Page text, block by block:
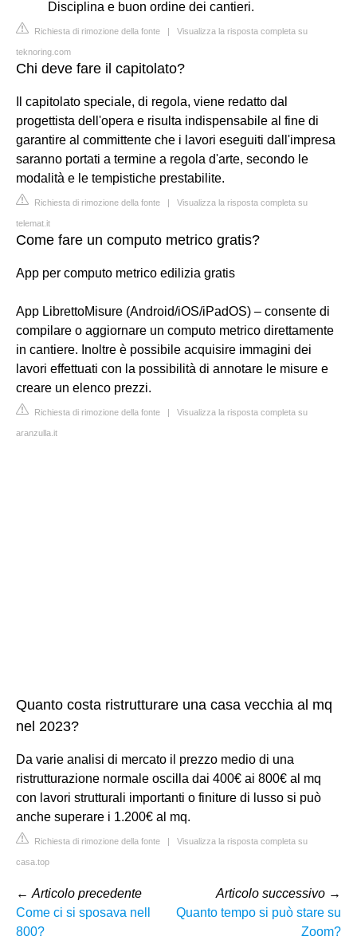
Disciplina e buon ordine dei cantieri.
Richiesta di rimozione della fonte | Visualizza la risposta completa su
teknoring.com
Chi deve fare il capitolato?
Il capitolato speciale, di regola, viene redatto dal
progettista dell'opera e risulta indispensabile al fine di
garantire al committente che i lavori eseguiti dall'impresa
saranno portati a termine a regola d'arte, secondo le
modalità e le tempistiche prestabilite.
Richiesta di rimozione della fonte | Visualizza la risposta completa su
telemat.it
Come fare un computo metrico gratis?
App per computo metrico edilizia gratis
App LibrettoMisure (Android/iOS/iPadOS) – consente di
compilare o aggiornare un computo metrico direttamente
in cantiere. Inoltre è possibile acquisire immagini dei
lavori effettuati con la possibilità di annotare le misure e
creare un elenco prezzi.
Richiesta di rimozione della fonte | Visualizza la risposta completa su
aranzulla.it
Quanto costa ristrutturare una casa vecchia al mq
nel 2023?
Da varie analisi di mercato il prezzo medio di una
ristrutturazione normale oscilla dai 400€ ai 800€ al mq
con lavori strutturali importanti o finiture di lusso si può
anche superare i 1.200€ al mq.
Richiesta di rimozione della fonte | Visualizza la risposta completa su
casa.top
← Articolo precedente
Come ci si sposava nell
800?
Articolo successivo →
Quanto tempo si può stare su
Zoom?